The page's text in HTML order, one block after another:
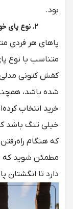
بود.
2. نوع پای خود را در نظر بگیرید.
پاهای هر فردی
متناسب با نوع
کفش کتونی مدلی
شده باشد،
خرید انتخاب
خیلی تنگ باشد
که هنگام
مطمئن شوید که
دارد تا